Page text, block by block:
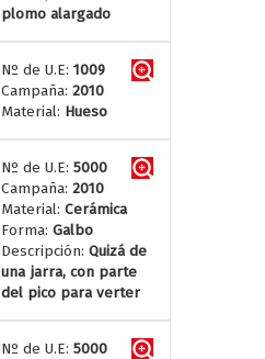
plomo alargado
Nº de U.E: 1009
Campaña: 2010
Material: Hueso
Nº de U.E: 5000
Campaña: 2010
Material: Cerámica
Forma: Galbo
Descripción: Quizá de
una jarra, con parte
del pico para verter
Nº de U.E: 5000